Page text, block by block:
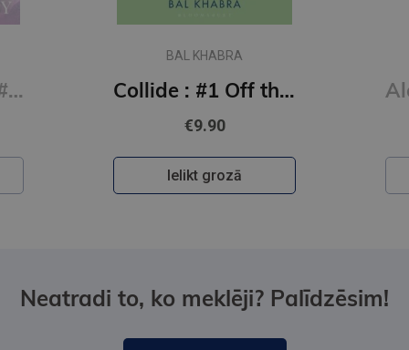
Say You Swear: #1 Boys of Avix series : The smash-hit TikTok sensation
BAL KHABRA
Collide : #1 Off the Ice series
€9.90
Ielikt grozā
Neatradi to, ko meklēji? Palīdzēsim!